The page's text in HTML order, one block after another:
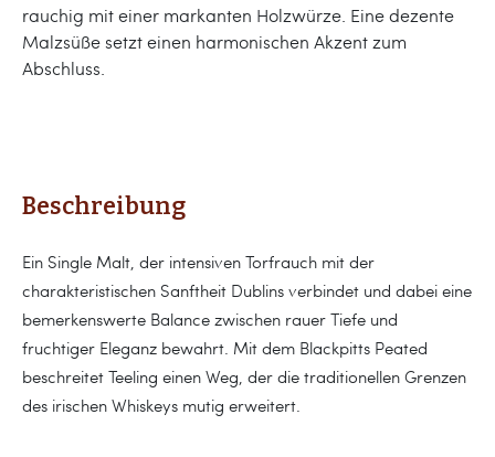
rauchig mit einer markanten Holzwürze. Eine dezente
Malzsüße setzt einen harmonischen Akzent zum
Abschluss.
Beschreibung
Ein Single Malt, der intensiven Torfrauch mit der
charakteristischen Sanftheit Dublins verbindet und dabei eine
bemerkenswerte Balance zwischen rauer Tiefe und
fruchtiger Eleganz bewahrt. Mit dem Blackpitts Peated
beschreitet Teeling einen Weg, der die traditionellen Grenzen
des irischen Whiskeys mutig erweitert.